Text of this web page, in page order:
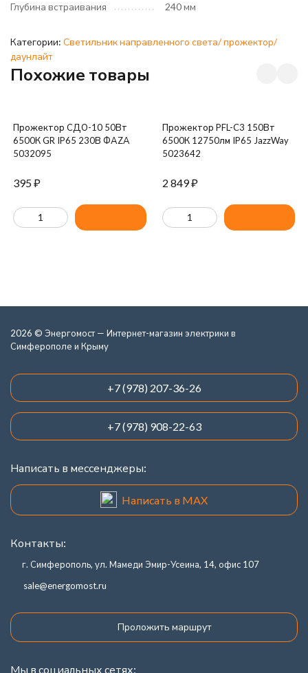
Глубина встраивания
240 мм
Категории: Светильник направленного света/ прожектор/
даунлайт
Похожие товары
Прожектор СДО-10 50Вт
6500К GR IP65 230В ФАZА
5032095
395₽
Прожектор PFL-C3 150Вт
6500К 12750лм IP65 JazzWay
5023642
2 849₽
2026 © Энергомост — Интернет-магазин электрики в
Симферополе и Крыму
+7 (978) 207-36-26
+7 (978) 908-22-63
Написать в мессенджеры:
Написать в MAX
Контакты:
г. Симферополь, ул. Мамеди Эмир-Усеина, 14, офис 107
sale@energomost.ru
Проложить маршрут
Мы в социальных сетях: